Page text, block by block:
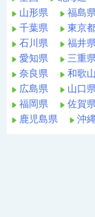
山形県
福島
千葉県
東京
石川県
福井
愛知県
三重
奈良県
和歌
広島県
山口
福岡県
佐賀
鹿児島県
沖